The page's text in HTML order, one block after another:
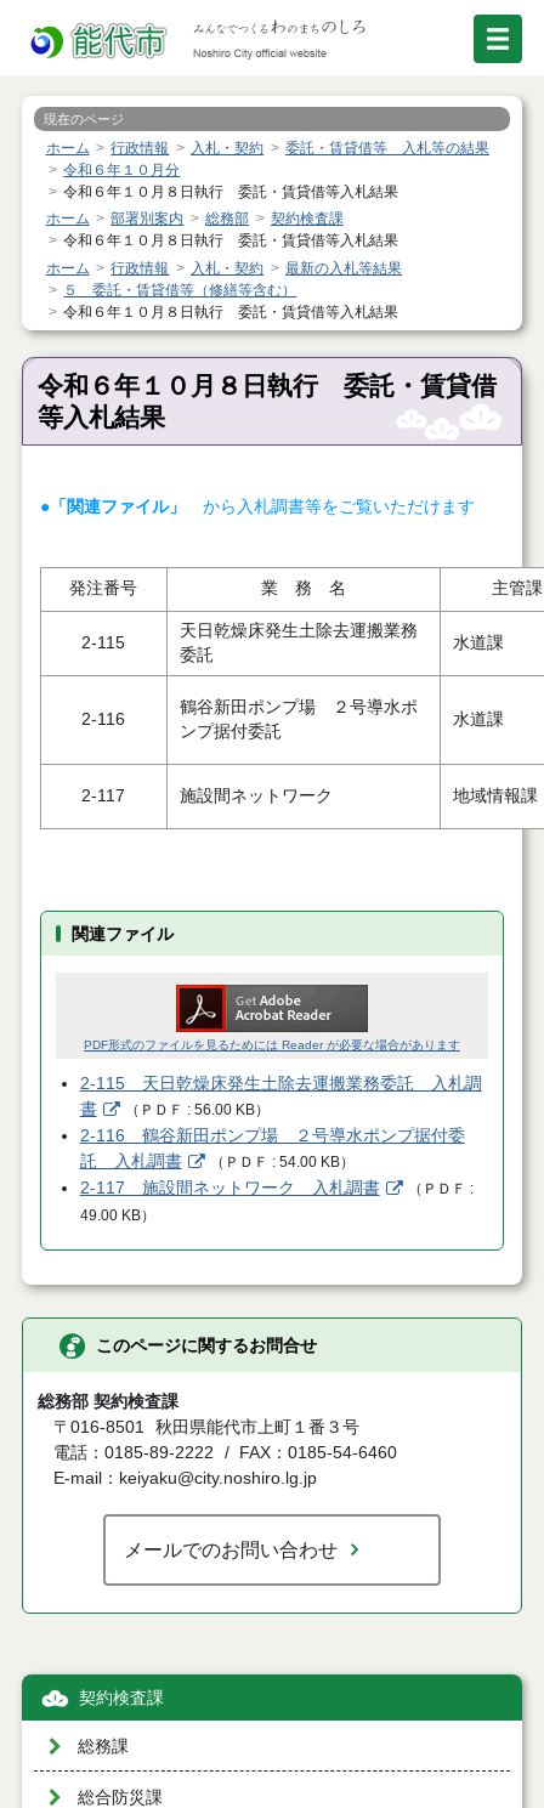
現在のページ
ホーム 行政情報 入札・契約
委託・賃貸借等 入札等の結果
令和６年１０月分
令和６年１０月８日執行 委託・賃貸借等入札結果
ホーム
部署別案内 総務部
契約検査課
令和６年１０月８日執行 委託・賃貸借等入札結果
ホーム
行政情報 入札・契約
最新の入札等結果
５ 委託・賃貸借等（修繕等含む）
令和６年１０月８日執行 委託・賃貸借等入札結果
令和６年１０月８日執行 委託・賃貸借
等入札結果
●「関連ファイル」 から入札調書等をご覧いただけます
発注番号 業 務 名 主管課
2-115
天日乾燥床発生土除去運搬業務
委託
水道課
2-116
鶴谷新田ポンプ場 ２号導水ポ
ンプ据付委託
水道課
2-117 施設間ネットワーク 地域情報課
関連ファイル
PDF形式のファイルを見るためには Reader が必要な場合があります
2-115 天日乾燥床発生土除去運搬業務委託 入札調
書
（ ＰＤＦ 56.00 KB）
2-116 鶴谷新田ポンプ場 ２号導水ポンプ据付委
託 入札調書
（ ＰＤＦ 54.00 KB）
2-117 施設間ネットワーク 入札調書 （ ＰＤＦ
49.00 KB）
このページに関するお問合せ
総務部 契約検査課
〒016-8501 秋田県能代市上町１番３号
電話：0185-89-2222
FAX：0185-54-6460
E-mail：keiyaku@city.noshiro.lg.jp
メールでのお問い合わせ
契約検査課
総務課
総合防災課